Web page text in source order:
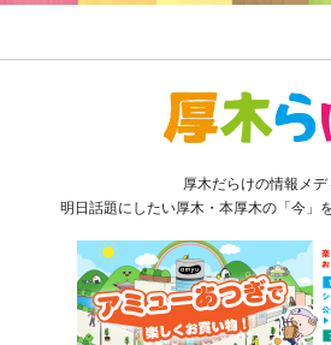
厚木だらけの情報メデ
明日話題にしたい厚木・本厚木の「今」